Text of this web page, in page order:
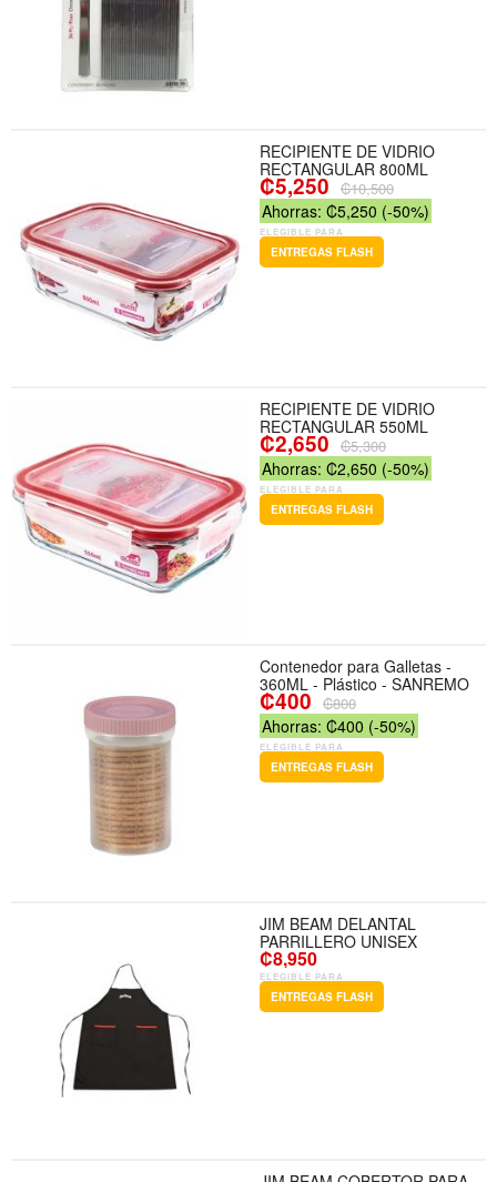
RECIPIENTE DE VIDRIO
RECTANGULAR 800ML
₡5,250 ₡10,500
Ahorras: ₡5,250 (-50%)
ELEGIBLE PARA
ENTREGAS FLASH
RECIPIENTE DE VIDRIO
RECTANGULAR 550ML
₡2,650 ₡5,300
Ahorras: ₡2,650 (-50%)
ELEGIBLE PARA
ENTREGAS FLASH
Contenedor para Galletas -
360ML - Plástico - SANREMO
₡400 ₡800
Ahorras: ₡400 (-50%)
ELEGIBLE PARA
ENTREGAS FLASH
JIM BEAM DELANTAL
PARRILLERO UNISEX
₡8,950
ELEGIBLE PARA
ENTREGAS FLASH